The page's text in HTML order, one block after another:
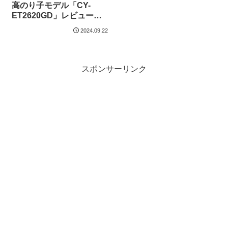
高のり子モデル「CY-
ET2620GD」レビュー。
事前セットアップ＆DIY取
り付けしてみた。
2024.09.22
スポンサーリンク